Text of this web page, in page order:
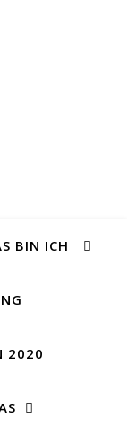
BIN ICH
2020